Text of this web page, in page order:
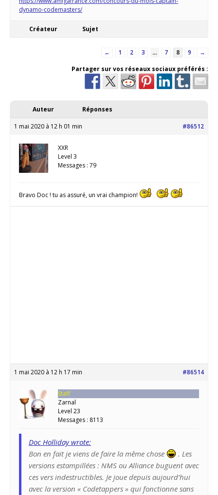
dynamo-codemasters/
Créateur Sujet
← 1 2 3 … 7 8 9
→
Partager sur vos réseaux sociaux préférés :
Auteur Réponses
1 mai 2020 à 12 h 01 min #86512
XXR
Level 3
Messages : 79
Bravo Doc ! tu as assuré, un vrai champion!
1 mai 2020 à 12 h 17 min #86514
Staff
Zarnal
Level 23
Messages : 8113
Doc Holliday wrote:
Bon en fait je viens de faire la même chose
. Les
versions estampillées : NMS ou Alliance buguent avec
ces vers indestructibles. Je joue depuis aujourd’hui
avec la version « Codetappers » qui fonctionne sans